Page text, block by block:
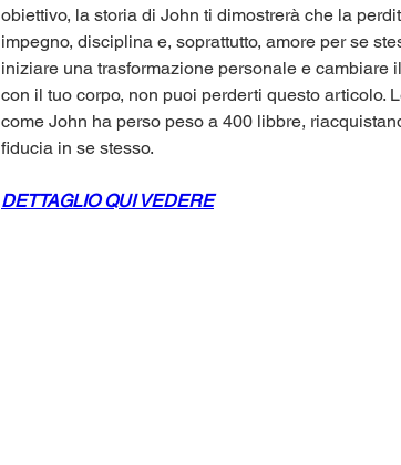
obiettivo, la storia di John ti dimostrerà che la
impegno, disciplina e, soprattutto, amore per se
iniziare una trasformazione personale e cambiare
con il tuo corpo, non puoi perderti questo articolo.
come John ha perso peso a 400 libbre,
fiducia in se stesso.
DETTAGLIO QUI VEDERE